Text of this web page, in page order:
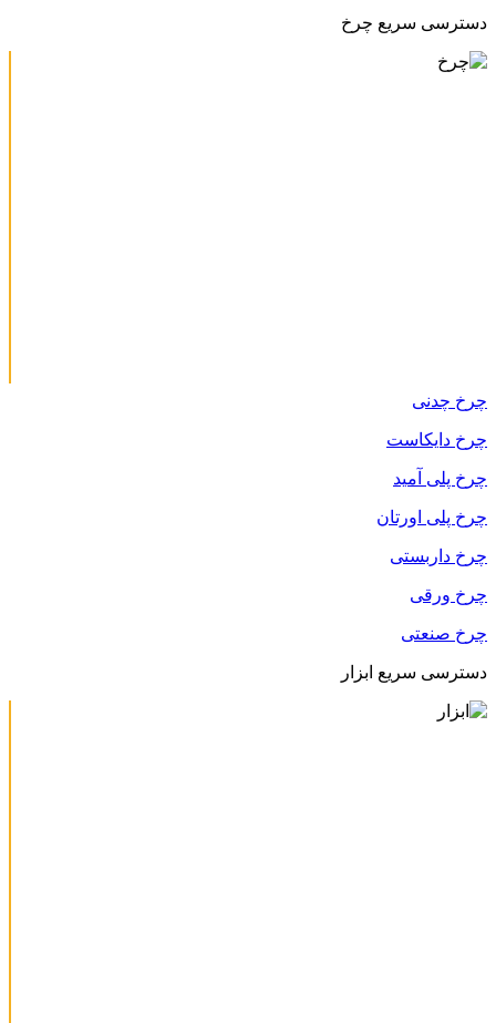
دسترسی سریع چرخ
چرخ چدنی
چرخ دایکاست
چرخ پلی آمید
چرخ پلی اورتان
چرخ داربستی
چرخ ورقی
چرخ صنعتی
دسترسی سریع ابزار